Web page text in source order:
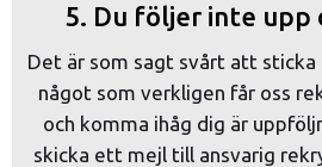
5. Du följer inte upp
Det är som sagt svårt att sticka
något som verkligen får oss
och komma ihåg dig är
skicka ett mejl till ansvarig